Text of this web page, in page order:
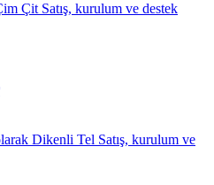
Çit Satış, kurulum ve destek
Dikenli Tel Satış, kurulum ve